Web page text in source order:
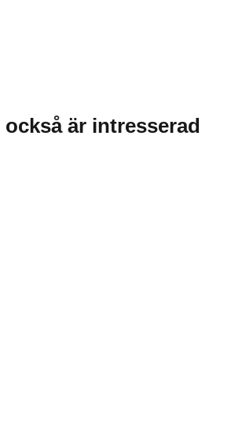
också är intresserad